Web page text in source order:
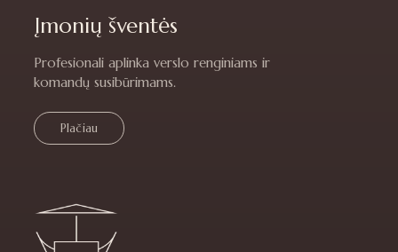
Įmonių šventės
Profesionali aplinka verslo renginiams ir
komandų susibūrimams.
Plačiau